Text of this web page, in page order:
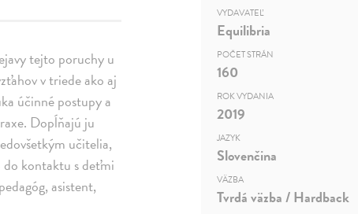
tejto poruchy u
v triede ako aj
účinné postupy a
Dopĺňajú ju
učitelia,
kontaktu s deťmi
asistent,
VYDAVATEĽ
Equilibria
POČET STRÁN
160
ROK VYDANIA
2019
JAZYK
Slovenčina
VÄZBA
Tvrdá väzba / Hardback